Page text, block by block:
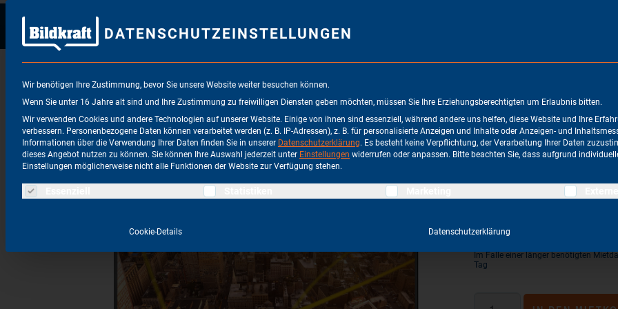
NEC EA231WU-
ARTIKEL-NR: MEA231WU
Im Falle einer länger benötigten
Tag
DATENSCHUTZEINSTELLUNGEN
Wir benötigen Ihre Zustimmung, bevor Sie unsere Website weiter besuchen können.
Wenn Sie unter 16 Jahre alt sind und Ihre Zustimmung zu freiwilligen Diensten geben möchten, müssen Sie Ihre Erziehungsberechtigten um Erlaubnis bitten.
Wir verwenden Cookies und andere Technologien auf unserer Website. Einige von ihnen sind essenziell, während andere uns helfen, diese Website und Ihre
verbessern. Personenbezogene Daten können verarbeitet werden (z. B. IP-Adressen), z. B. für personalisierte Anzeigen und Inhalte oder Anzeigen- und
Informationen über die Verwendung Ihrer Daten finden Sie in unserer Datenschutzerklärung. Es besteht keine Verpflichtung, der Verarbeitung Ihrer Daten
dieses Angebot nutzen zu können. Sie können Ihre Auswahl jederzeit unter Einstellungen widerrufen oder anpassen. Bitte beachten Sie, dass aufgrund
Einstellungen möglicherweise nicht alle Funktionen der Website zur Verfügung stehen.
Es folgt eine Liste der Service-Gruppen, für die eine Einwilligung erteilt werden kann. Die erste Service-Gruppe ist
Cookie-Details Datenschutzerklärung